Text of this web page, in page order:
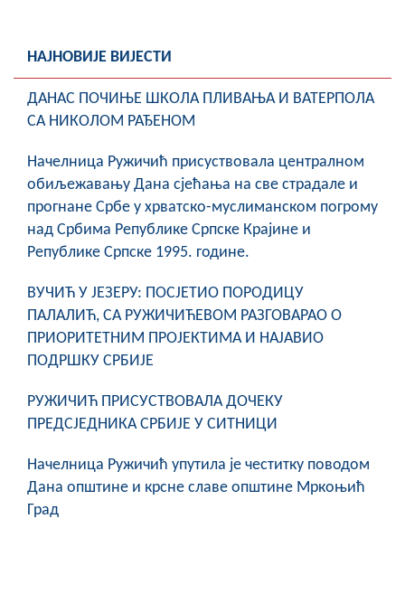
НАЈНОВИЈЕ ВИЈЕСТИ
ДАНАС ПОЧИЊЕ ШКОЛА ПЛИВАЊА И ВАТЕРПОЛА
СА НИКОЛОМ РАЂЕНОМ
Начелница Ружичић присуствовала централном
обиљежавању Дана сјећања на све страдале и
прогнане Србе у хрватско-муслиманском погрому
над Србима Републике Српске Крајине и
Републике Српске 1995. године.
ВУЧИЋ У ЈЕЗЕРУ: ПОСЈЕТИО ПОРОДИЦУ
ПАЛАЛИЋ, СА РУЖИЧИЋЕВОМ РАЗГОВАРАО О
ПРИОРИТЕТНИМ ПРОЈЕКТИМА И НАЈАВИО
ПОДРШКУ СРБИЈЕ
РУЖИЧИЋ ПРИСУСТВОВАЛА ДОЧЕКУ
ПРЕДСЈЕДНИКА СРБИЈЕ У СИТНИЦИ
Начелница Ружичић упутила је честитку поводом
Дана општине и крсне славе општине Мркоњић
Град